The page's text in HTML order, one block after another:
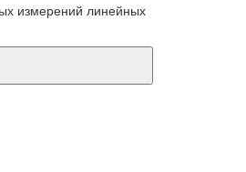
измерений линейных